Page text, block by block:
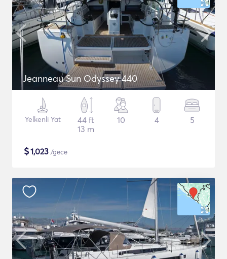
Jeanneau Sun Odyssey 440
Yelkenli Yat
44 ft
13 m
10 4 5
$1,023 /gece